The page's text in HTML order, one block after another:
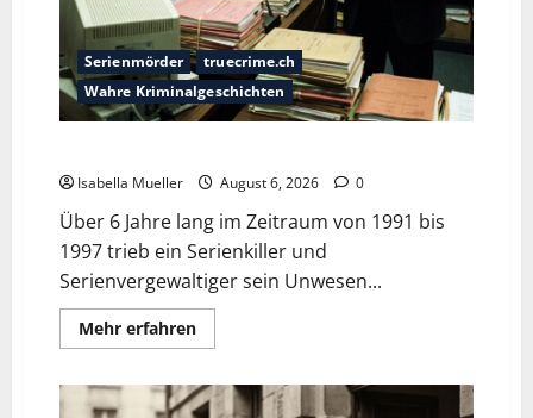
Serienmörder
truecrime.ch
Wahre Kriminalgeschichten
Isabella Mueller August 6, 2026 0
Über 6 Jahre lang im Zeitraum von 1991 bis
1997 trieb ein Serienkiller und
Serienvergewaltiger sein Unwesen...
Mehr erfahren